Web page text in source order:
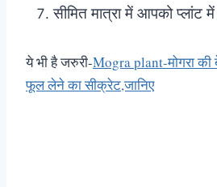
सीमित मात्रा में आपको प्लांट में
ये भी है जरुरी-Mogra plant-मोगरा की
फूल लेने का सीक्रेट,जानिए